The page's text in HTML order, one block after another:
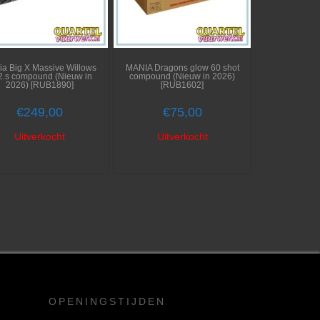
Big X Massive Willows
compound (Nieuw in
2026) [RUB1890]
€249,00
Uitverkocht
MANIA Dragons glow 60 shot
compound (Nieuw in 2026)
[RUB1602]
€75,00
Uitverkocht
OPENINGSTIJDEN